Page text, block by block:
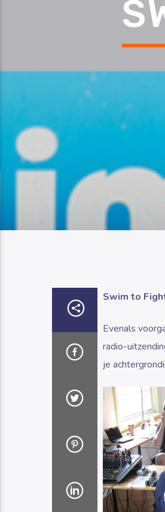
Swim to
Evenals
radio-
je